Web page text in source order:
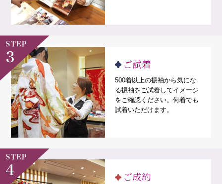
ご試着
500着以上の振袖から気にな
る振袖をご試着してイメージ
をご確認ください。何着でも
試着いただけます。
ご成約